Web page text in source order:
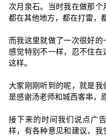
次月泉石。当时我在做那
都在其他地方，都在打雷，
而我这里就做了一次很好
感觉特别不一样，忍不住
这样。
大家刚刚听到的呢，就是
是感谢汤老师和城西客串，
接下来的时间我们说点广
样，有各种意见和建议，